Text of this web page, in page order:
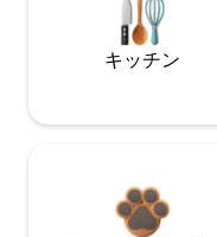
キッチン